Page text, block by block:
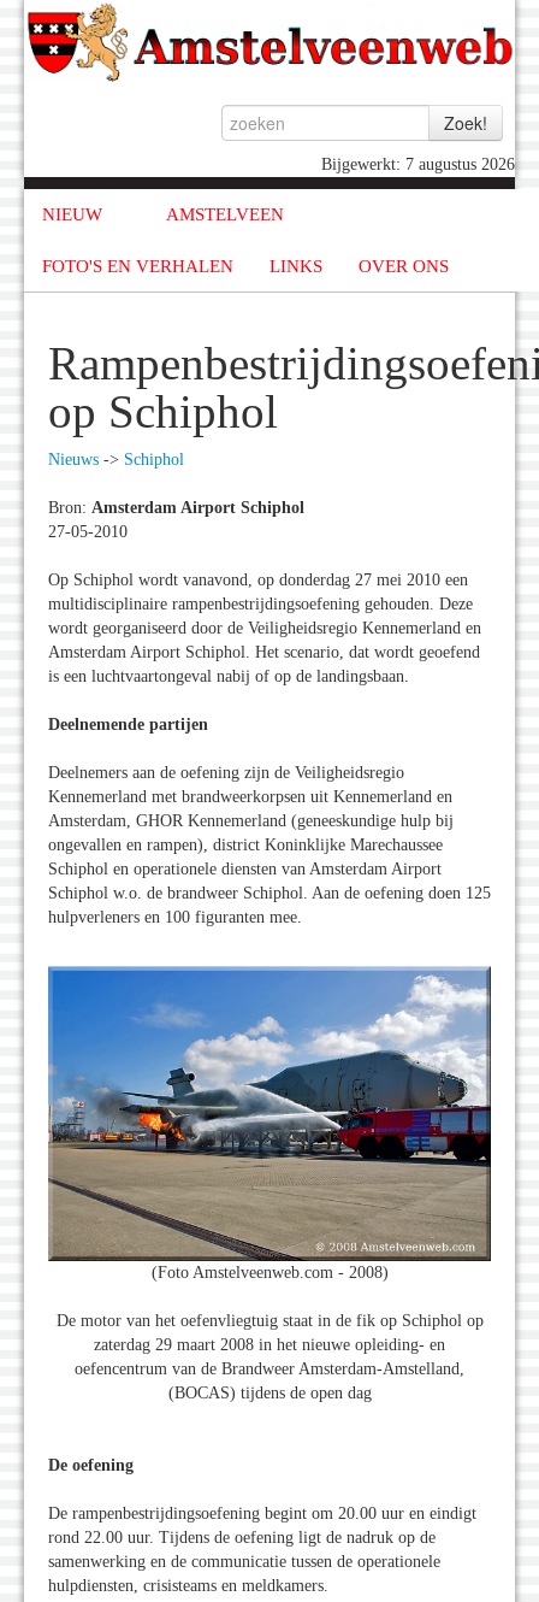
Bijgewerkt: 7 augustus 2026
NIEUW AMSTELVEEN
FOTO'S EN VERHALEN LINKS OVER ONS
op Schiphol
Nieuws -> Schiphol
Bron: Amsterdam Airport Schiphol
27-05-2010
Op Schiphol wordt vanavond, op donderdag 27 mei 2010 een
multidisciplinaire rampenbestrijdingsoefening gehouden. Deze
wordt georganiseerd door de Veiligheidsregio Kennemerland en
Amsterdam Airport Schiphol. Het scenario, dat wordt geoefend
is een luchtvaartongeval nabij of op de landingsbaan.
Deelnemende partijen
Deelnemers aan de oefening zijn de Veiligheidsregio
Kennemerland met brandweerkorpsen uit Kennemerland en
Amsterdam, GHOR Kennemerland (geneeskundige hulp bij
ongevallen en rampen), district Koninklijke Marechaussee
Schiphol en operationele diensten van Amsterdam Airport
Schiphol w.o. de brandweer Schiphol. Aan de oefening doen 125
hulpverleners en 100 figuranten mee.
(Foto Amstelveenweb.com - 2008)
De motor van het oefenvliegtuig staat in de fik op Schiphol op
zaterdag 29 maart 2008 in het nieuwe opleiding- en
oefencentrum van de Brandweer Amsterdam-Amstelland,
(BOCAS) tijdens de open dag
De oefening
De rampenbestrijdingsoefening begint om 20.00 uur en eindigt
rond 22.00 uur. Tijdens de oefening ligt de nadruk op de
samenwerking en de communicatie tussen de operationele
hulpdiensten, crisisteams en meldkamers.